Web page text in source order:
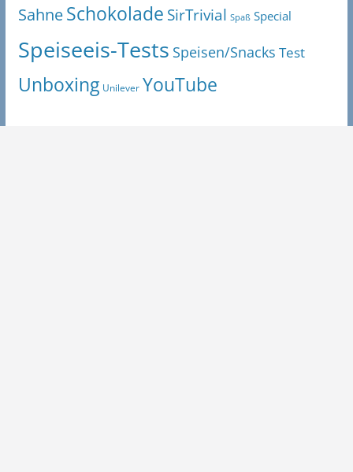
SahneSchokolade SirTrivial Spaß Special
Speiseeis-Tests Speisen/Snacks Test
Unboxing Unilever YouTube